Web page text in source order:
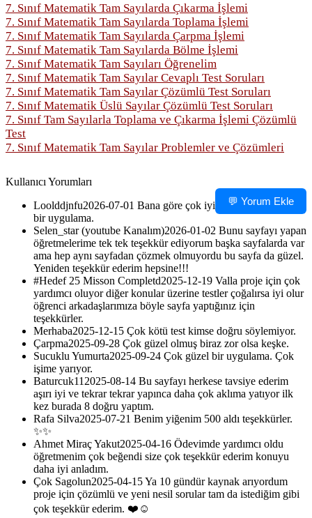
7. Sınıf Matematik Tam Sayılarda Çıkarma İşlemi
7. Sınıf Matematik Tam Sayılarda Toplama İşlemi
7. Sınıf Matematik Tam Sayılarda Çarpma İşlemi
7. Sınıf Matematik Tam Sayılarda Bölme İşlemi
7. Sınıf Matematik Tam Sayıları Öğrenelim
7. Sınıf Matematik Tam Sayılar Cevaplı Test Soruları
7. Sınıf Matematik Tam Sayılar Çözümlü Test Soruları
7. Sınıf Matematik Üslü Sayılar Çözümlü Test Soruları
7. Sınıf Tam Sayılarla Toplama ve Çıkarma İşlemi Çözümlü
Test
7. Sınıf Matematik Tam Sayılar Problemler ve Çözümleri
Kullanıcı Yorumları
💬 Yorum Ekle
Loolddjnfu2026-07-01 Bana göre çok iyi
bir uygulama.
Selen_star (youtube Kanalım)2026-01-02 Bunu sayfayı yapan
öğretmelerime tek tek teşekkür ediyorum başka sayfalarda var
ama hep aynı sayfadan çözmek olmuyordu bu sayfa da güzel.
Yeniden teşekkür ederim hepsine!!!
#Hedef 25 Misson Completd2025-12-19 Valla proje için çok
yardımcı oluyor diğer konular üzerine testler çoğalırsa iyi olur
öğrenci arkadaşlarımıza böyle sayfa yaptığınız için
teşekkürler.
Merhaba2025-12-15 Çok kötü test kimse doğru söylemiyor.
Çarpma2025-09-28 Çok güzel olmuş biraz zor olsa keşke.
Sucuklu Yumurta2025-09-24 Çok güzel bir uygulama. Çok
işime yarıyor.
Baturcuk11 2025-08-14 Bu sayfayı herkese tavsiye ederim
aşırı iyi ve tekrar tekrar yapınca daha çok aklıma yatıyor ilk
kez burada 8 doğru yaptım.
Rafa Silva2025-07-21 Benim yiğenim 500 aldı teşekkürler.
✨✨
Ahmet Miraç Yakut2025-04-16 Ödevimde yardımcı oldu
öğretmenim çok beğendi size çok teşekkür ederim konuyu
daha iyi anladım.
Çok Sagolun2025-04-15Ya 10 gündür kaynak arıyordum
proje için çözümlü ve yeni nesil sorular tam da istediğim gibi
çok teşekkür ederim. ❤️☺️